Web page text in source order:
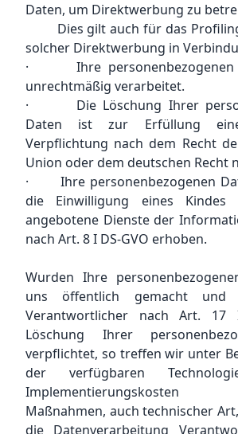
Daten, um Direktwerbung zu
Dies gilt auch für das
solcher Direktwerbung in
· Ihre personenbezogenen
unrechtmäßig verarbeitet.
· Die Löschung Ihrer
Daten ist zur Erfüllung
Verpflichtung nach dem Recht
Union oder dem deutschen Recht
· Ihre personenbezogenen
die Einwilligung eines
angebotene Dienste der
nach Art. 8 I DS-GVO erhoben.
Wurden Ihre
uns öffentlich gemacht
Verantwortlicher nach Art. 17
Löschung Ihrer
verpflichtet, so treffen wir unter
der verfügbaren
Implementierungskosten
Maßnahmen, auch technischer
die Datenverarbeitung